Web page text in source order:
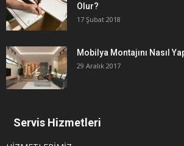
Olur?
17 Şubat 2018
Mobilya Montajını Nasıl
29 Aralık 2017
Servis Hizmetleri